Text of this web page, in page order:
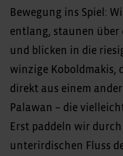
Bewegung ins Spiel:
entlang, staunen über
und blicken in die
winzige Koboldmakis,
direkt aus einem
Palawan – die
Erst paddeln wir
unterirdischen Fluss